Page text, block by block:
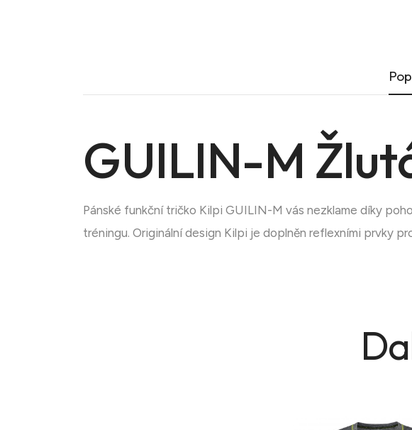
GUILIN-M
Pánské funkční tričko Kilpi GUILIN-M vás nezklame díky
tréningu. Originální design Kilpi je doplněn reflexními prvky